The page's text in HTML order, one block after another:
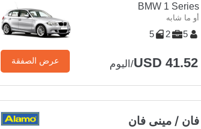
BMW 1 Series
أو ما شابه
5
2
5
USD 41.52/اليوم عرض الصفقة
فان / مينى فان